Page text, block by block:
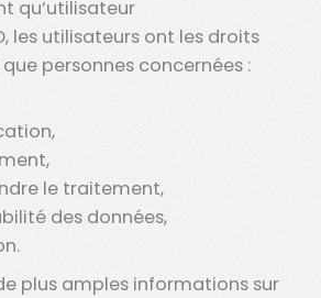
qu’utilisateur
les utilisateurs ont les droits
personnes concernées :
le traitement,
des données,
plus amples informations sur